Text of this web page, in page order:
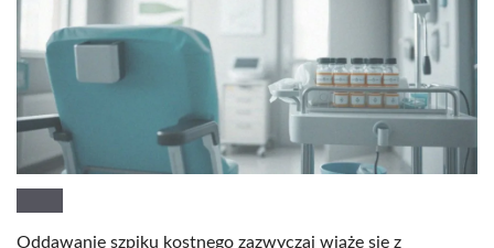
Oddawanie szpiku kostnego zazwyczaj wiąże się z